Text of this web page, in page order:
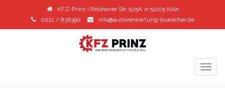
KFZ-Prinz I Rolshover Str. 525A in 51105 Köln
0221 / 836390
info@autoverwertung-buescher.de